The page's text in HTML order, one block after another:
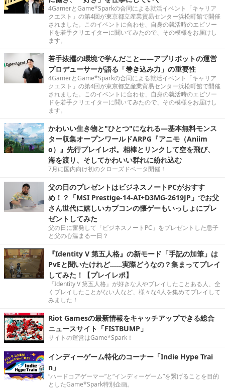
4GamerとGame*Sparkの合同による就活イベント「キャリア
クエスト」の第4回が東京都立産業貿易センター浜松町館で開催
されました。このイベントに合わせ、自身の就活時のエピソー
ドを若手クリエイターに聞いてみたので、その模様をお届けし
ます。
若手抜擢の環境で学んだこと――アプリボットの運営
プロデューサーが語る「巻き込み力」の重要性
4GamerとGame*Sparkの合同による就活イベント「キャリア
クエスト」の第4回が東京都立産業貿易センター浜松町館で開催
されました。このイベントに合わせ、自身の就活時のエピソー
ドを若手クリエイターに聞いてみたので、その模様をお届けし
ます。
かわいい生き物と"ひとつ"になれる―基本無料モンス
ター収集オープンワールドARPG『アニモ（Aniim
o）』先行プレイレポ。相棒とリンクして空を飛び、
海を渡り、そしてかわいい群れに紛れ込む
7月に国内向け初のクローズドベータ開催！
父の日のプレゼントはビジネスノートPCがおすす
め！？「MSI Prestige-14-AI+D3MG-2619JP」でお父
さん世代に嬉しいカプコンの懐ゲーもいっしょにプレ
ゼントしてみた
父の日に奮発して「ビジネスノートPC」をプレゼントした息子
と父の心温まる一日？
『Identity V 第五人格』の新モード「手記の加筆」は
PvEと聞いたけれど……実際どうなの？集まってプレイ
してみた！【プレイレポ】
『Identity V 第五人格』が好きな人やプレイしたことある人、全
くプレイしたことがない人など、様々な4人を集めてプレイして
みました！
Riot Gamesの最新情報をキャッチアップできる総合
ニュースサイト「FISTBUMP」
サイトの運営はGame*Spark！
インディーゲーム特化のコーナー「Indie Hype Trai
n」
“ハードコアゲーマー”と“インディーゲーム”を繋げることを目的
としたGame*Spark特別企画。